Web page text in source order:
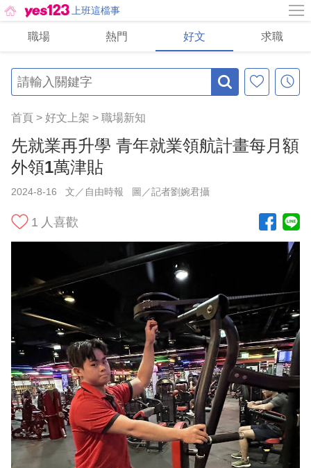
上班這檔事
職場 熱門 好文 求職
首頁 > 好文上架 > 職場新知
先就業再升學 青年就業領航計畫每月額
外領1萬津貼
2024-8-16 文／自由時報 圖／記者劉婉君攝
1 人喜歡